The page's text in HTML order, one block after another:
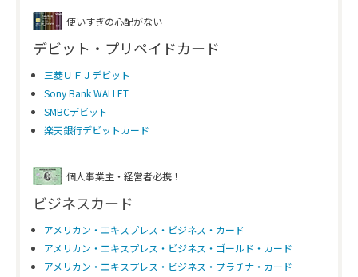
使いすぎの心配がない
デビット・プリペイドカード
三菱ＵＦＪデビット
Sony Bank WALLET
SMBCデビット
楽天銀行デビットカード
個人事業主・経営者必携！
ビジネスカード
アメリカン・エキスプレス・ビジネス・カード
アメリカン・エキスプレス・ビジネス・ゴールド・カード
アメリカン・エキスプレス・ビジネス・プラチナ・カード